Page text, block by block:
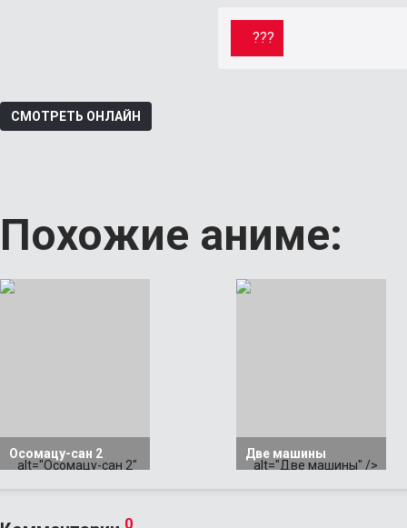
???
СМОТРЕТЬ ОНЛАЙН
Похожие аниме:
alt="Осомацу-сан 2"
Осомацу-сан 2
alt="Две машины" />
Две машины
0